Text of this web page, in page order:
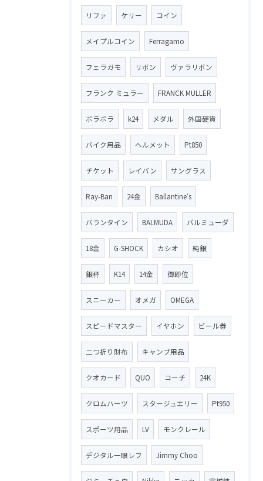
リファ ケリー コイン
メイプルコイン Ferragamo
フェラガモ リボン ヴァラリボン
フランク ミュラー FRANCK MULLER
ボラボラ k24 メダル 外国硬貨
バイク用品 ヘルメット Pt850
チケット レイバン サングラス
Ray-Ban 24金 Ballantine′s
バランタイン BALMUDA バルミューダ
18金 G-SHOCK カシオ 純銀
銀杯 K14 14金 御即位
スニーカー オメガ OMEGA
スピードマスター イヤホン ビール券
二つ折り財布 キャンプ用品
クオカード QUO コーチ 24K
クロムハーツ スタージュエリー Pt950
スポーツ用品 LV モンクレール
デジタル一眼レフ Jimmy Choo